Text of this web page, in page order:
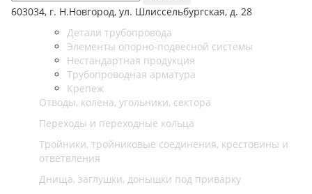
603034, г. Н.Новгород, ул. Шлиссельбургская, д. 28
Детали трубопровода
Элементы опорно-подвесной системы
Нестандартная продукция
Трубопроводная арматура
Крепеж
Отводы, колена, угольники, сектора
Переходы и переходные кольца
Тройники, тройниковые соединения, крестовины и
ответвления
Днища, заглушки, донышки под приварку